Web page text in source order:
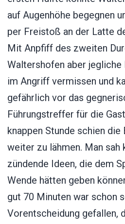
auf Augenhöhe begegnen
per Freistoß an der Latte
Mit Anpfiff des zweiten
Waltershofen aber
im Angriff vermissen und
gefährlich vor das
Führungstreffer für die
knappen Stunde schien die
weiter zu lähmen. Man sah
zündende Ideen, die dem
Wende hätten geben
gut 70 Minuten war schon
Vorentscheidung gefallen,